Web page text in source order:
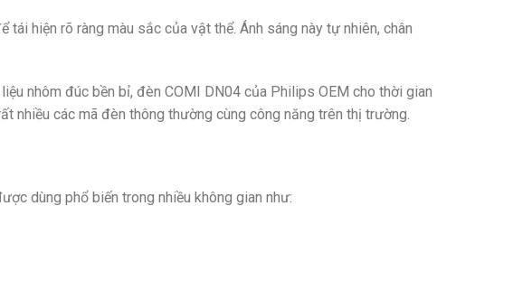
hiện rõ ràng màu sắc của vật thể. Ánh sáng này tự nhiên, chân
nhôm đúc bền bỉ, đèn COMI DN04 của Philips OEM cho thời gian
nhiều các mã đèn thông thường cùng công năng trên thị trường.
dùng phổ biến trong nhiều không gian như: